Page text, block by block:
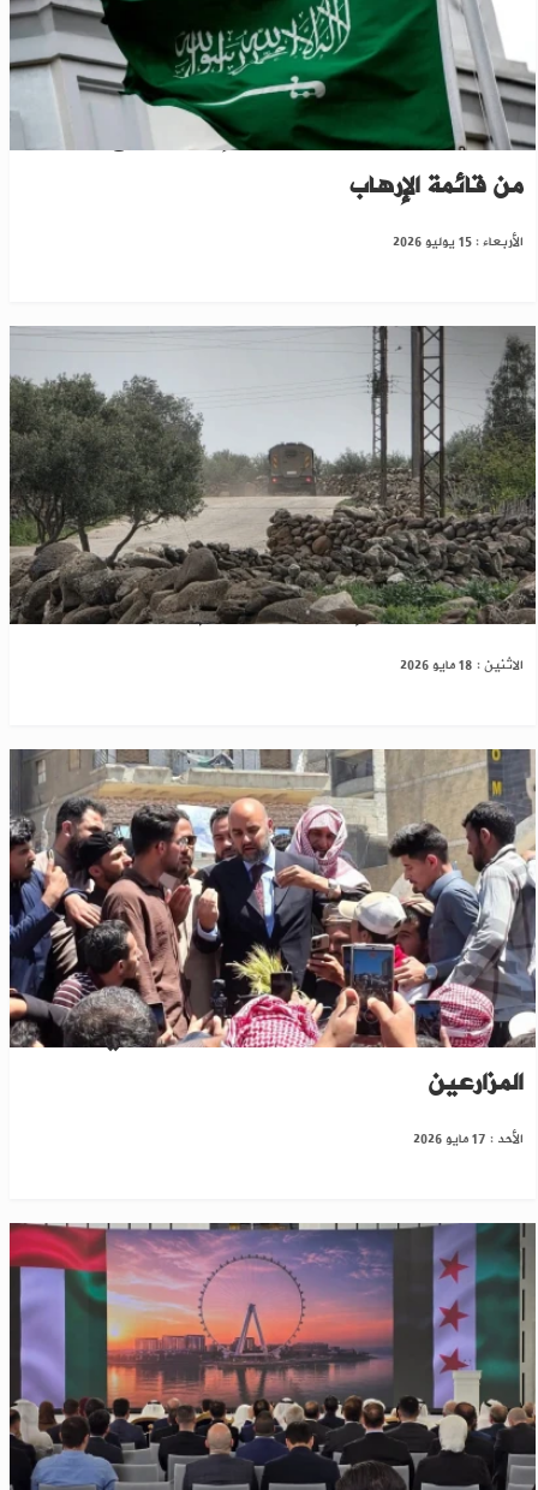
للمرة الثانية.. الرياض ترحب بإجراءات رفع سوريا
من قائمة الإرهاب
الأربعاء : 15 يوليو 2026
القنيطرة: قوات إسرائيلية تداهم منازل
الاثنين : 18 مايو 2026
الرقة: تسعيرة القمح تشعل احتجاجات في أوساط
المزارعين
الأحد : 17 مايو 2026